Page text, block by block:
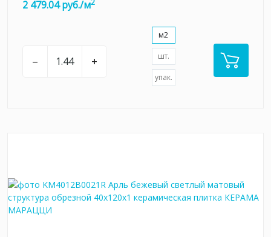
2 479.04 руб./м2
– +
м2
шт.
упак.